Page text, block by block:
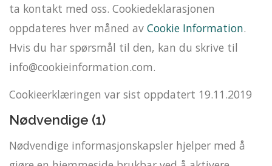
ta kontakt med oss. Cookiedeklarasjonen
oppdateres hver måned av Cookie Information.
Hvis du har spørsmål til den, kan du skrive til
info@cookieinformation.com.
Cookieerklæringen var sist oppdatert 19.11.2019
Nødvendige (1)
Nødvendige informasjonskapsler hjelper med å